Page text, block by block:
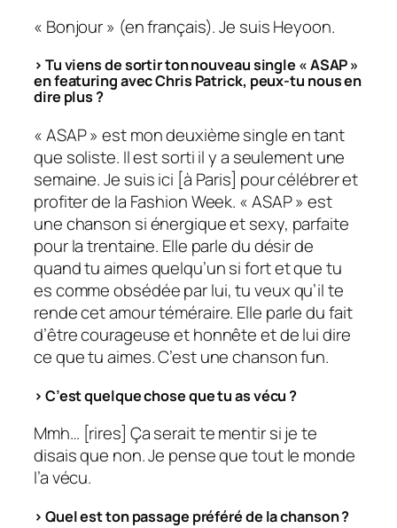
« Bonjour » (en français). Je suis Heyoon.
> Tu viens de sortir ton nouveau single « ASAP »
en featuring avec Chris Patrick, peux-tu nous en
dire plus ?
« ASAP » est mon deuxième single en tant
que soliste. Il est sorti il y a seulement une
semaine. Je suis ici [à Paris] pour célébrer et
profiter de la Fashion Week. « ASAP » est
une chanson si énergique et sexy, parfaite
pour la trentaine. Elle parle du désir de
quand tu aimes quelqu’un si fort et que tu
es comme obsédée par lui, tu veux qu’il te
rende cet amour téméraire. Elle parle du fait
d’être courageuse et honnête et de lui dire
ce que tu aimes. C’est une chanson fun.
> C’est quelque chose que tu as vécu ?
Mmh… [rires] Ça serait te mentir si je te
disais que non. Je pense que tout le monde
l’a vécu.
> Quel est ton passage préféré de la chanson ?